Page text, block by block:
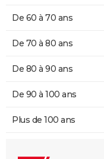
De 60 à 70 ans
De 70 à 80 ans
De 80 à 90 ans
De 90 à 100 ans
Plus de 100 ans